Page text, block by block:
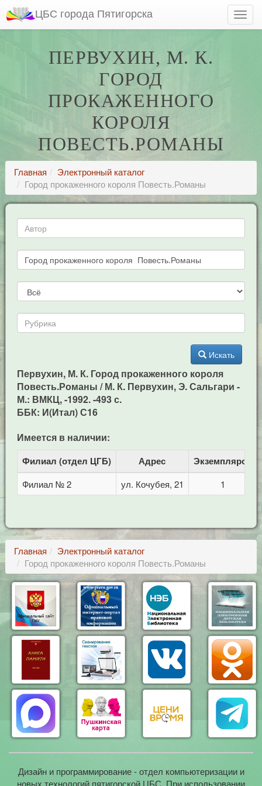
ЦБС города Пятигорска
ПЕРВУХИН, М. К.
ГОРОД
ПРОКАЖЕННОГО
КОРОЛЯ
ПОВЕСТЬ.РОМАНЫ
Главная
Электронный каталог
Город прокаженного короля Повесть.Романы
Искать
Первухин, М. К. Город прокаженного короля
Повесть.Романы / М. К. Первухин, Э. Сальгари -
М.: ВМКЦ, -1992. -493 с.
ББК: И(Итал) С16
Имеется в наличии:
Филиал (отдел ЦГБ) Адрес Экземпляров
Филиал № 2 ул. Кочубея, 21 1
Главная
Электронный каталог
Город прокаженного короля Повесть.Романы
Дизайн и программирование - отдел компьютеризации и